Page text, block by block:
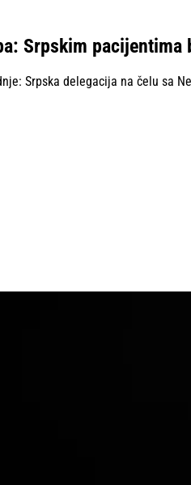
Srpskim
Srpska delegacija na čelu sa